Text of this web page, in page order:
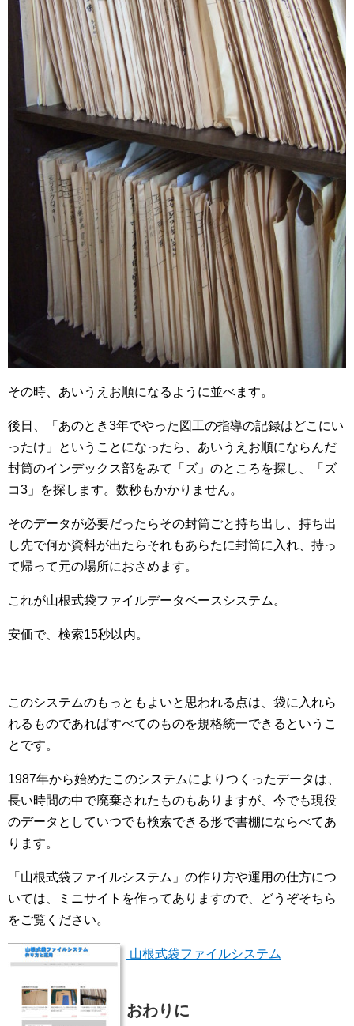
その時、あいうえお順になるように並べます。
後日、「あのとき3年でやった図工の指導の記録はどこにい
ったけ」ということになったら、あいうえお順にならんだ
封筒のインデックス部をみて「ズ」のところを探し、「ズ
コ3」を探します。数秒もかかりません。
そのデータが必要だったらその封筒ごと持ち出し、持ち出
し先で何か資料が出たらそれもあらたに封筒に入れ、持っ
て帰って元の場所におさめます。
これが山根式袋ファイルデータベースシステム。
安価で、検索15秒以内。
このシステムのもっともよいと思われる点は、袋に入れら
れるものであればすべてのものを規格統一できるというこ
とです。
1987年から始めたこのシステムによりつくったデータは、
長い時間の中で廃棄されたものもありますが、今でも現役
のデータとしていつでも検索できる形で書棚にならべてあ
ります。
「山根式袋ファイルシステム」の作り方や運用の仕方につ
いては、ミニサイトを作ってありますので、どうぞそちら
をご覧ください。
山根式袋ファイルシステム
おわりに